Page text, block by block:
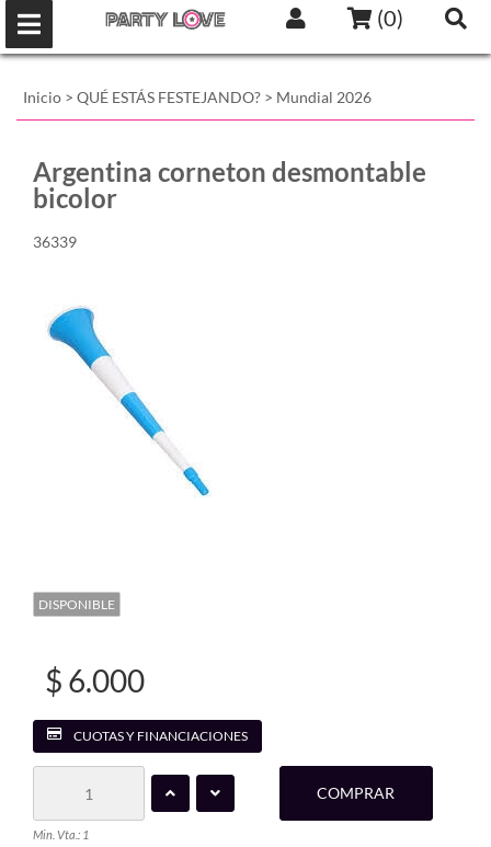
(0)
Inicio > QUÉ ESTÁS FESTEJANDO? > Mundial 2026
Argentina corneton desmontable
bicolor
36339
DISPONIBLE
$ 6.000
CUOTAS Y FINANCIACIONES
Min. Vta.: 1
COMPRAR